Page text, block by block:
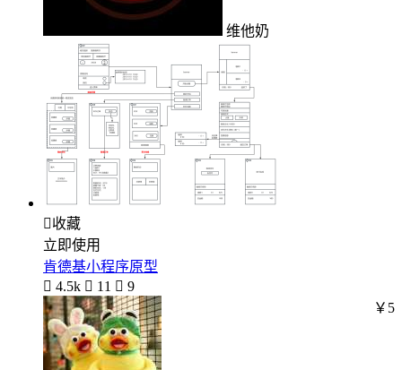
维他奶
收藏
立即使用
肯德基小程序原型
 4.5k  11  9
￥5